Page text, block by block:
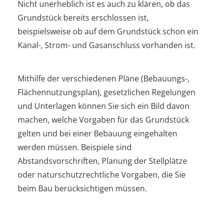
Nicht unerheblich ist es auch zu klären, ob das
Grundstück bereits erschlossen ist,
beispielsweise ob auf dem Grundstück schon ein
Kanal-, Strom- und Gasanschluss vorhanden ist.
Mithilfe der verschiedenen Pläne (Bebauungs-,
Flächennutzungsplan), gesetzlichen Regelungen
und Unterlagen können Sie sich ein Bild davon
machen, welche Vorgaben für das Grundstück
gelten und bei einer Bebauung eingehalten
werden müssen. Beispiele sind
Abstandsvorschriften, Planung der Stellplätze
oder naturschutzrechtliche Vorgaben, die Sie
beim Bau berücksichtigen müssen.